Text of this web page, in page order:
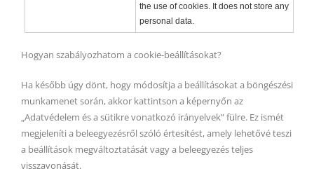
the use of cookies. It does not store any
personal data.
Hogyan szabályozhatom a cookie-beállításokat?
Ha később úgy dönt, hogy módosítja a beállításokat a böngészési
munkamenet során, akkor kattintson a képernyőn az
„Adatvédelem és a sütikre vonatkozó irányelvek” fülre. Ez ismét
megjeleníti a beleegyezésről szóló értesítést, amely lehetővé teszi
a beállítások megváltoztatását vagy a beleegyezés teljes
visszavonását.